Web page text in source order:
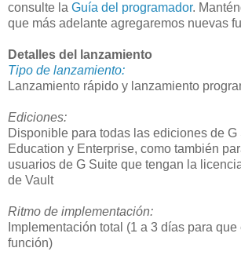
consulte la Guía del programador.
que más adelante agregaremos nuevas
Detalles del lanzamiento
Tipo de lanzamiento:
Lanzamiento rápido y lanzamiento
Ediciones:
Disponible para todas las ediciones de G
Education y Enterprise, como también
usuarios de G Suite que tengan la
de Vault
Ritmo de implementación:
Implementación total (1 a 3 días para
función)